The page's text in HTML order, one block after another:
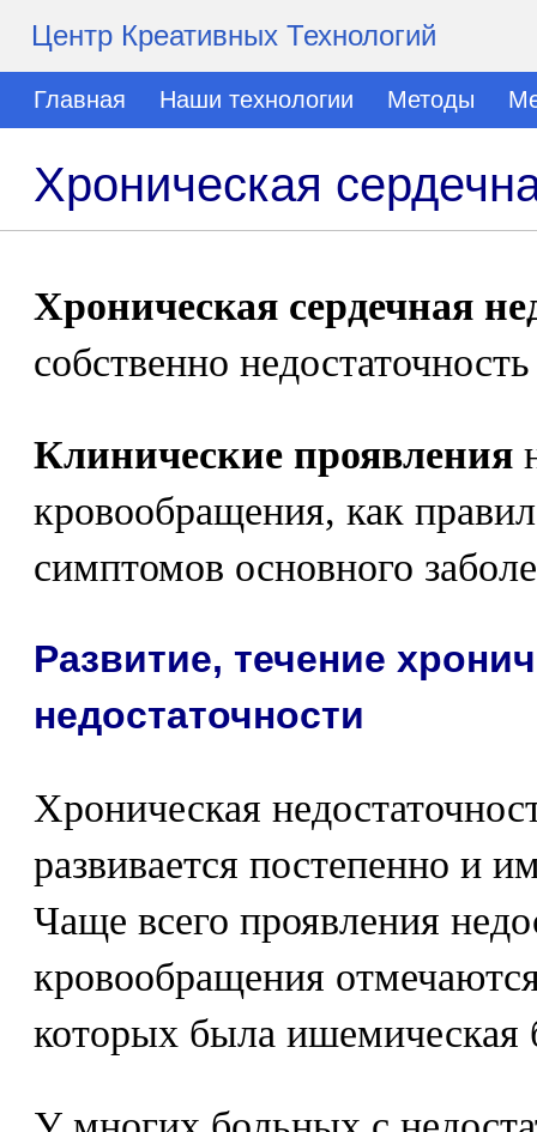
Центр Креативных Технологий
Главная Наши технологии Методы
Хроническая
Хроническая сердечная
собственно
Клинические проявления
кровообращения, как
симптомов основного
Развитие, течение
недостаточности
Хроническая
развивается постепенно и
Чаще всего проявления
кровообращения
которых была ишемическая